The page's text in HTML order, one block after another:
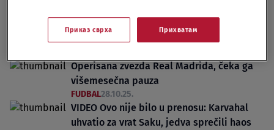
Leto posle kog ništa neće biti isto - pet era
koje se bliže kraju
Operisana zvezda Real Madrida, čeka ga
višemesečna pauza
FUDBAL28.10.25.
VIDEO Ovo nije bilo u prenosu: Karvahal
uhvatio za vrat Saku, jedva sprečili haos
Приказ сврха Прихватам